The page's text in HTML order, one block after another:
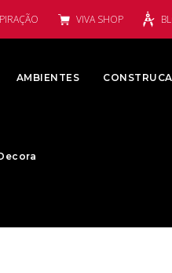
VIVA SHOP
AMBIENTES